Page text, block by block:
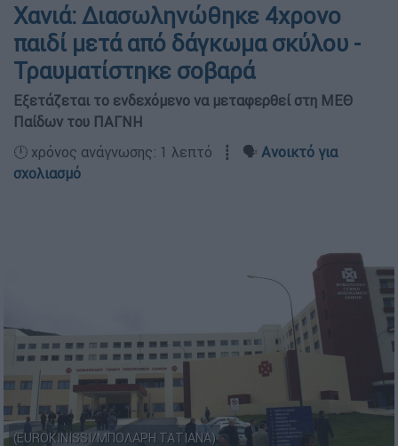
Χανιά: Διασωληνώθηκε 4χρονο
παιδί μετά από δάγκωμα σκύλου -
Τραυματίστηκε σοβαρά
Εξετάζεται το ενδεχόμενο να μεταφερθεί στη ΜΕΘ
Παίδων του ΠΑΓΝΗ
🕛 χρόνος ανάγνωσης: 1 λεπτό ┋ 🗣️ Ανοικτό για
σχολιασμό
(EUROKINISSI/ΜΠΟΛΑΡΗ ΤΑΤΙΑΝΑ)